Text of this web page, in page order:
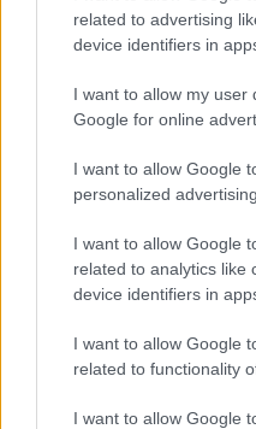
related to advertising
device identifiers in
I want to allow my user
Google for online
I want to allow Google
personalized advertising.
I want to allow Google
related to analytics like
device identifiers in
I want to allow Google
related to functionality
I want to allow Google
Salmo finisce
va avanti:
Jovanotti,
mondo per una
Giorgia Meloni
“Orgoglio e